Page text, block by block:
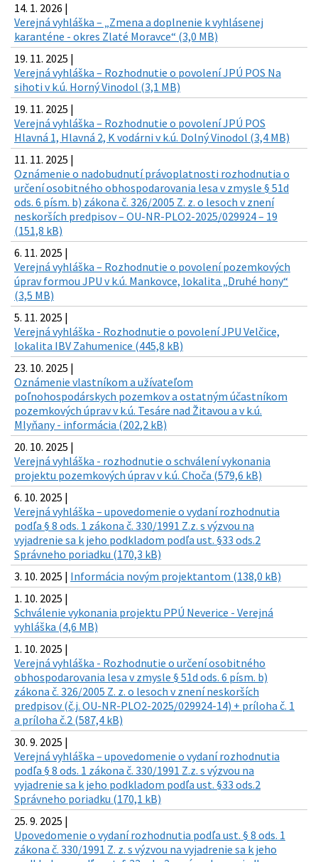
14. 1. 2026 |
Verejná vyhláška – „Zmena a doplnenie k vyhlásenej
karanténe - okres Zlaté Moravce“ (3,0 MB)
19. 11. 2025 |
Verejná vyhláška – Rozhodnutie o povolení JPÚ POS Na
sihoti v k.ú. Horný Vinodol (3,1 MB)
19. 11. 2025 |
Verejná vyhláška – Rozhodnutie o povolení JPÚ POS
Hlavná 1, Hlavná 2, K vodárni v k.ú. Dolný Vinodol (3,4 MB)
11. 11. 2025 |
Oznámenie o nadobudnutí právoplatnosti rozhodnutia o
určení osobitného obhospodarovania lesa v zmysle § 51d
ods. 6 písm. b) zákona č. 326/2005 Z. z. o lesoch v znení
neskorších predpisov – OU-NR-PLO2-2025/029924 – 19
(151,8 kB)
6. 11. 2025 |
Verejná vyhláška – Rozhodnutie o povolení pozemkových
úprav formou JPU v k.ú. Mankovce, lokalita „Druhé hony“
(3,5 MB)
5. 11. 2025 |
Verejná vyhláška - Rozhodnutie o povolení JPU Velčice,
lokalita IBV Zahumenice (445,8 kB)
23. 10. 2025 |
Oznámenie vlastníkom a užívateľom
poľnohospodárskych pozemkov a ostatným účastníkom
pozemkových úprav v k.ú. Tesáre nad Žitavou a v k.ú.
Mlyňany - informácia (202,2 kB)
20. 10. 2025 |
Verejná vyhláška - rozhodnutie o schválení vykonania
projektu pozemkových úprav v k.ú. Choča (579,6 kB)
6. 10. 2025 |
Verejná vyhláška – upovedomenie o vydaní rozhodnutia
podľa § 8 ods. 1 zákona č. 330/1991 Z.z. s výzvou na
vyjadrenie sa k jeho podkladom podľa ust. §33 ods.2
Správneho poriadku (170,3 kB)
3. 10. 2025 | Informácia novým projektantom (138,0 kB)
1. 10. 2025 |
Schválenie vykonania projektu PPÚ Neverice - Verejná
vyhláška (4,6 MB)
1. 10. 2025 |
Verejná vyhláška - Rozhodnutie o určení osobitného
obhospodarovania lesa v zmysle § 51d ods. 6 písm. b)
zákona č. 326/2005 Z. z. o lesoch v znení neskorších
predpisov (č.j. OU-NR-PLO2-2025/029924-14) + príloha č. 1
a príloha č.2 (587,4 kB)
30. 9. 2025 |
Verejná vyhláška – upovedomenie o vydaní rozhodnutia
podľa § 8 ods. 1 zákona č. 330/1991 Z.z. s výzvou na
vyjadrenie sa k jeho podkladom podľa ust. §33 ods.2
Správneho poriadku (170,1 kB)
25. 9. 2025 |
Upovedomenie o vydaní rozhodnutia podľa ust. § 8 ods. 1
zákona č. 330/1991 Z. z. s výzvou na vyjadrenie sa k jeho